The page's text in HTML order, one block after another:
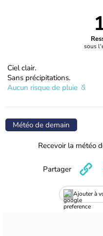
sous
Ciel clair.
Sans précipitations.
Aucun risque de pluie
Météo de demain
Recevoir la météo
Ajouter à
Partager